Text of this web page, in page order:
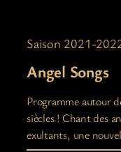
Saison 2021-
Angel Songs
Programme autour
siècles ! Chant des
exultants, une